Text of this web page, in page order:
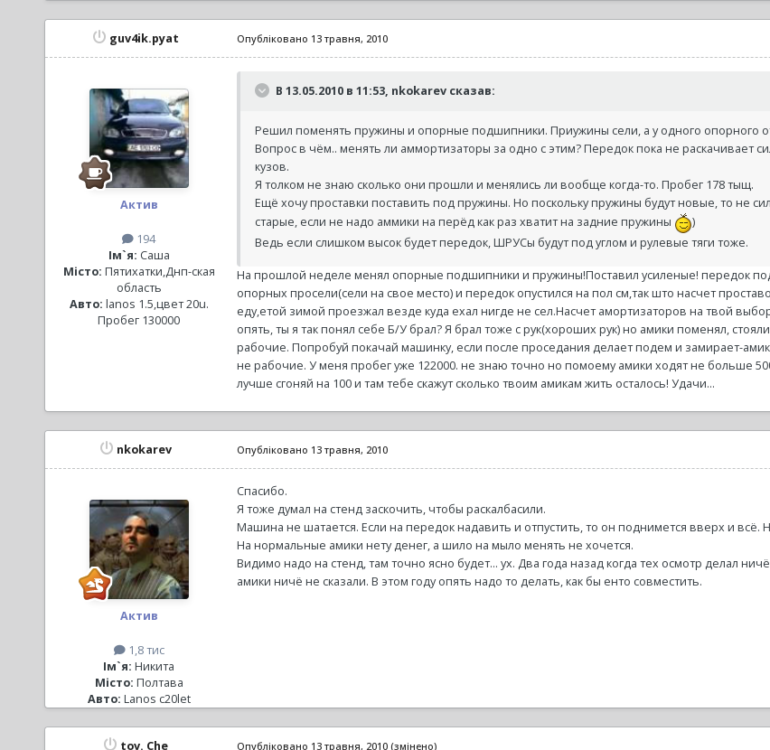
guv4ik.pyat
Актив
194
Ім`я: Саша
Місто: Пятихатки,Днп-ская
область
Авто: lanos 1.5,цвет 20u.
Пробег 130000
Опубліковано 13 травня, 2010
В 13.05.2010 в 11:53, nkokarev сказав:
Решил поменять пружины и опорные подшипники. Приужины сели, а у одного опорного
Вопрос в чём.. менять ли аммортизаторы за одно с этим? Передок пока не раскачивает
кузов.
Я толком не знаю сколько они прошли и менялись ли вообще когда-то. Пробег 178 тыщ.
Ещё хочу проставки поставить под пружины. Но поскольку пружины будут новые, то не
старые, если не надо аммики на перёд как раз хватит на задние пружины
)
Ведь если слишком высок будет передок, ШРУСы будут под углом и рулевые тяги тоже.
На прошлой неделе менял опорные подшипники и пружины!Поставил усиленые! передок
опорных просели(сели на свое место) и передок опустился на пол см,так што насчет
еду,етой зимой проезжал везде куда ехал нигде не сел.Насчет амортизаторов на твой
опять, ты я так понял себе Б/У брал? Я брал тоже с рук(хороших рук) но амики поменял,
рабочие. Попробуй покачай машинку, если после проседания делает подем и замирает-
не рабочие. У меня пробег уже 122000. не знаю точно но помоему амики ходят не больше
лучше сгоняй на 100 и там тебе скажут сколько твоим амикам жить осталось! Удачи...
nkokarev
Актив
1,8 тис
Ім`я: Никита
Місто: Полтава
Авто: Lanos c20let
Опубліковано 13 травня, 2010
Спасибо.
Я тоже думал на стенд заскочить, чтобы раскалбасили.
Машина не шатается. Если на передок надавить и отпустить, то он поднимется вверх и всё.
На нормальные амики нету денег, а шило на мыло менять не хочется.
Видимо надо на стенд, там точно ясно будет... ух. Два года назад когда тех осмотр делал
амики ничё не сказали. В этом году опять надо то делать, как бы енто совместить.
tov. Che Опубліковано 13 травня, 2010 (змінено)